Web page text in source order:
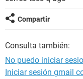
Compartir
Consulta también:
No puedo iniciar
Iniciar sesión gmail